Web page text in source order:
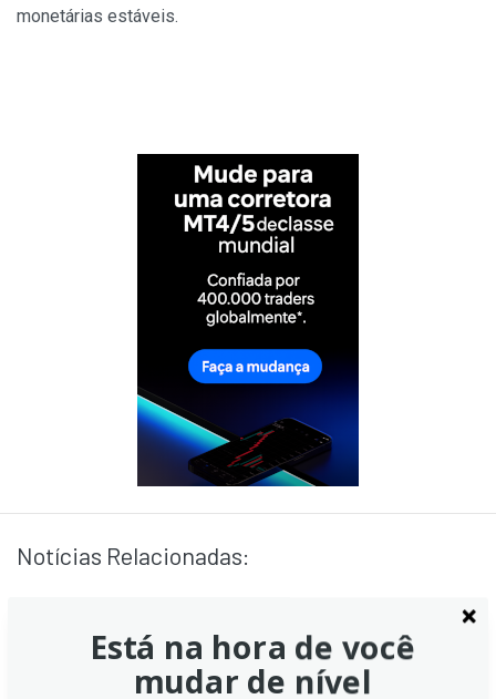
monetárias estáveis.
Notícias Relacionadas:
Ouro se aproxima de máxima
Está na hora de você
mudar de nível